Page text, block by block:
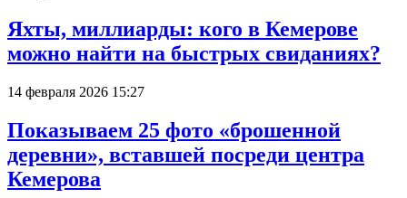
Яхты, миллиарды: кого в Кемерове
можно найти на быстрых свиданиях?
14 февраля 2026 15:27
Показываем 25 фото «брошенной
деревни», вставшей посреди центра
Кемерова